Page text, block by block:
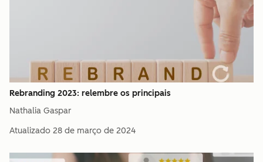
Rebranding 2023: relembre os principais
Nathalia Gaspar
Atualizado 28 de março de 2024